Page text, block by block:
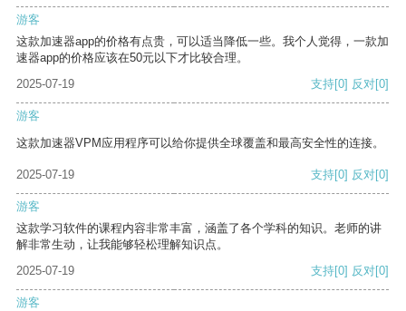
游客
这款加速器app的价格有点贵，可以适当降低一些。我个人觉得，一款加
速器app的价格应该在50元以下才比较合理。
2025-07-19
支持[0] 反对[0]
游客
这款加速器VPM应用程序可以给你提供全球覆盖和最高安全性的连接。
2025-07-19 支持[0] 反对[0]
游客
这款学习软件的课程内容非常丰富，涵盖了各个学科的知识。老师的讲
解非常生动，让我能够轻松理解知识点。
2025-07-19
支持[0] 反对[0]
游客